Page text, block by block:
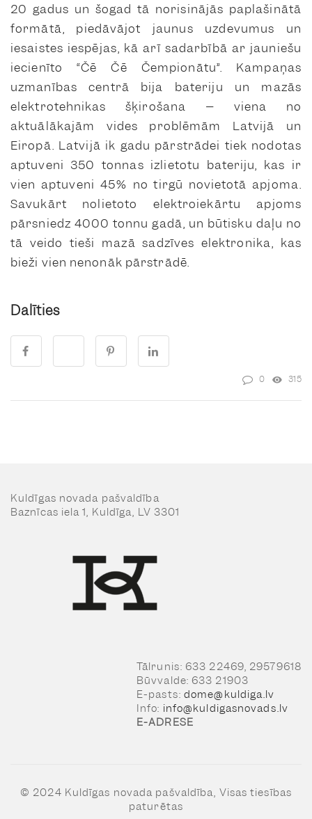
20 gadus un šogad tā norisinājās paplašinātā
formātā, piedāvājot jaunus uzdevumus un
iesaistes iespējas, kā arī sadarbībā ar jauniešu
iecienīto “Čē Čē Čempionātu”. Kampaņas
uzmanības centrā bija bateriju un mazās
elektrotehnikas šķirošana – viena no
aktuālākajām vides problēmām Latvijā un
Eiropā. Latvijā ik gadu pārstrādei tiek nodotas
aptuveni 350 tonnas izlietotu bateriju, kas ir
vien aptuveni 45% no tirgū novietotā apjoma.
Savukārt nolietoto elektroiekārtu apjoms
pārsniedz 4000 tonnu gadā, un būtisku daļu no
tā veido tieši mazā sadzīves elektronika, kas
bieži vien nenonāk pārstrādē.
Dalīties
0 315
Kuldīgas novada pašvaldība
Baznīcas iela 1, Kuldīga, LV 3301
Tālrunis: 633 22469, 29579618
Būvvalde: 633 21903
E-pasts: dome@kuldiga.lv
Info: info@kuldigasnovads.lv
E-ADRESE
© 2024 Kuldīgas novada pašvaldība, Visas tiesības
paturētas